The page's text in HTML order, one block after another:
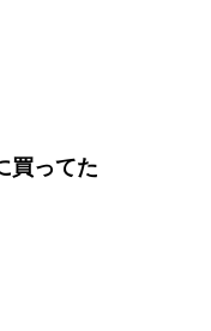
買ってた